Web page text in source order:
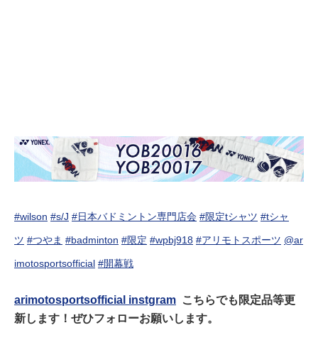
#wilson #s/J #日本バドミントン専門店会 #限定tシャツ #tシャ
ツ #つやま #badminton #限定 #wpbj918 #アリモトスポーツ @ar
imotosportsofficial #開幕戦
arimotosportsofficial instgram こちらでも限定品等更
新します！ぜひフォローお願いします。